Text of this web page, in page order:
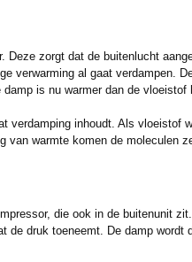
zorgt dat de buitenlucht
verwarming al gaat verdampen.
is nu warmer dan de vloeistof
verdamping inhoudt. Als vloeistof
van warmte komen de moleculen
die ook in de buitenunit
druk toeneemt. De damp wordt